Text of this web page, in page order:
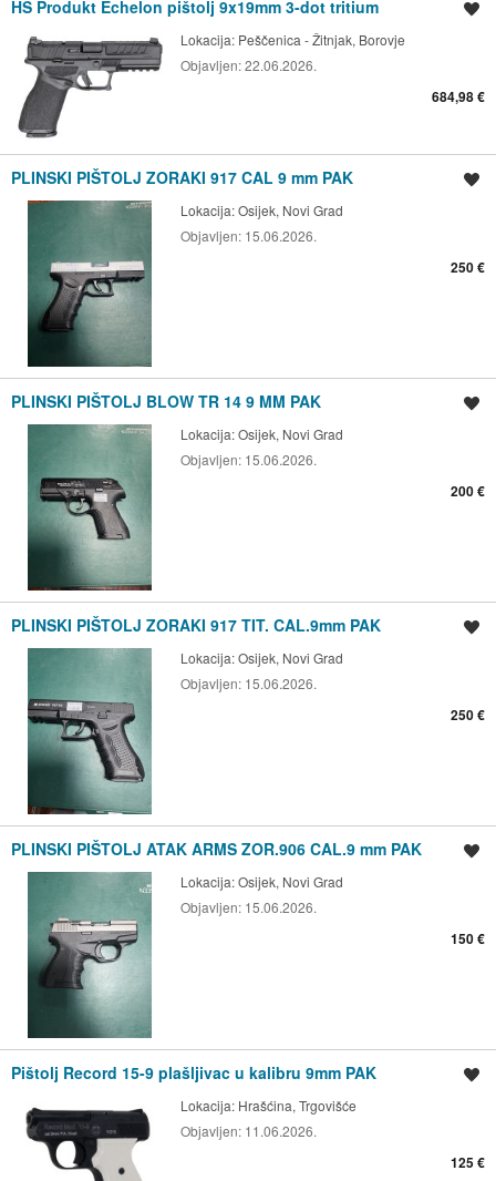
HS Produkt Echelon pištolj 9x19mm 3-dot tritium
Lokacija: Peščenica - Žitnjak, Borovje
Objavljen:22.06.2026.
684,98 €
PLINSKI PIŠTOLJ ZORAKI 917 CAL 9 mm PAK
Lokacija:Osijek, Novi Grad
Objavljen: 15.06.2026.
250 €
PLINSKI PIŠTOLJ BLOW TR 14 9 MM PAK
Lokacija:Osijek, Novi Grad
Objavljen: 15.06.2026.
200 €
PLINSKI PIŠTOLJ ZORAKI 917 TIT. CAL.9mm PAK
Lokacija:Osijek, Novi Grad
Objavljen: 15.06.2026.
250 €
PLINSKI PIŠTOLJ ATAK ARMS ZOR.906 CAL.9 mm PAK
Lokacija:Osijek, Novi Grad
Objavljen: 15.06.2026.
150 €
Pištolj Record 15-9 plašljivac u kalibru 9mm PAK
Lokacija: Hrašćina, Trgovišće
Objavljen: 11.06.2026.
125 €